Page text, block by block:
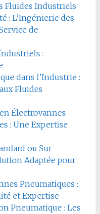
Fluides Industriels
: L’Ingénierie des
de
:
dans l’Industrie :
Fluides
Électrovannes
: Une Expertise
ou Sur
Adaptée pour
Pneumatiques :
et Expertise
Pneumatique : Les